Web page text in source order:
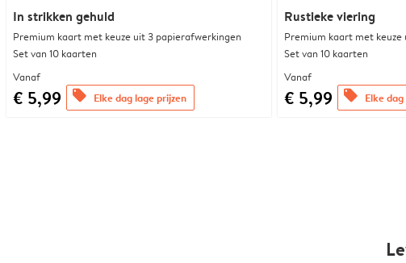
In strikken gehuld
Premium kaart met keuze uit 3 papierafwerkingen
Set van 10 kaarten
Vanaf
€ 5,99 offers Elke dag lage prijzen
Rustieke viering
Premium kaart met
Set van 10 kaarten
Vanaf
€ 5,99 offers Elke